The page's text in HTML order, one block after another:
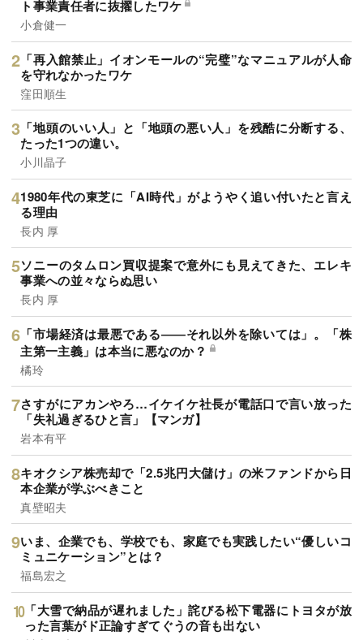
ト事業責任者に抜擢したワケ
小倉健一
「再入館禁止」イオンモールの“完璧”なマニュアルが人命
を守れなかったワケ
窪田順生
「地頭のいい人」と「地頭の悪い人」を残酷に分断する、
たった1つの違い。
小川晶子
1980年代の東芝に「AI時代」がようやく追い付いたと言え
る理由
長内 厚
ソニーのタムロン買収提案で意外にも見えてきた、エレキ
事業への並々ならぬ思い
長内 厚
「市場経済は最悪である――それ以外を除いては」。「株
主第一主義」は本当に悪なのか？
橘玲
さすがにアカンやろ…イケイケ社長が電話口で言い放った
「失礼過ぎるひと言」【マンガ】
岩本有平
キオクシア株売却で「2.5兆円大儲け」の米ファンドから日
本企業が学ぶべきこと
真壁昭夫
いま、企業でも、学校でも、家庭でも実践したい“優しいコ
ミュニケーション”とは？
福島宏之
「大雪で納品が遅れました」詫びる松下電器にトヨタが放
った言葉がド正論すぎてぐうの音も出ない